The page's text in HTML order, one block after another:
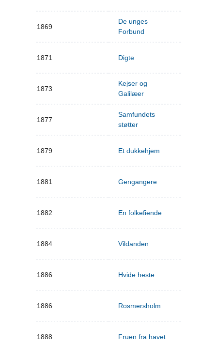
1869
De unges
Forbund
1871 Digte
1873
Kejser og
Galilæer
1877
Samfundets
støtter
1879 Et dukkehjem
1881 Gengangere
1882 En folkefiende
1884 Vildanden
1886 Hvide heste
1886 Rosmersholm
1888 Fruen fra havet